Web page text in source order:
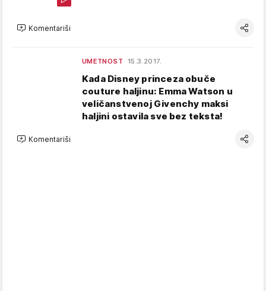
Komentariši
UMETNOST 15.3.2017.
Kada Disney princeza obuče
couture haljinu: Emma Watson u
veličanstvenoj Givenchy maksi
haljini ostavila sve bez teksta!
Komentariši